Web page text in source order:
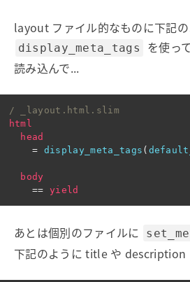
layout ファイル的なものに下記
display_meta_tags
を使っ
読み込んで...
/ _layout.html.slim
html
head
= display_meta_tags (
body
==
yield
あとは個別のファイルに
下記のように title や description